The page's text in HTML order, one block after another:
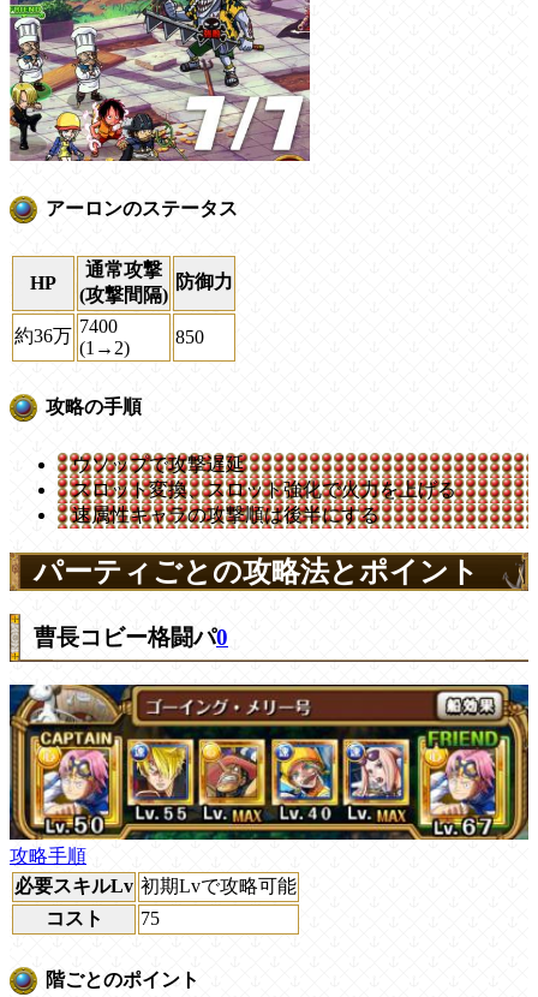
アーロンのステータス
HP
通常攻撃
(攻撃間隔)
防御力
約36万 7400
(1→2)
850
攻略の手順
ウソップで攻撃遅延
スロット変換、スロット強化で火力を上げる
速属性キャラの攻撃順は後半にする
パーティごとの攻略法とポイント
曹長コビー格闘パ0
攻略手順
必要スキルLv 初期Lvで攻略可能
コスト
75
階ごとのポイント